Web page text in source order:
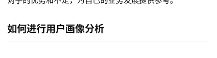
如何进行用户画像分析